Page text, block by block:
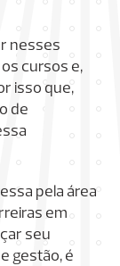
nesses
cursos e,
isso que,
de
pela área
em
seu
gestão, é